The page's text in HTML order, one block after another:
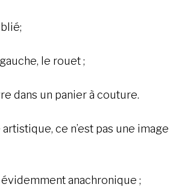
le rouet ;
dans un panier à couture.
ce n’est pas une image
anachronique ;